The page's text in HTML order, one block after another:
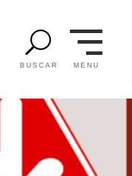
U
BUSCAR MENU